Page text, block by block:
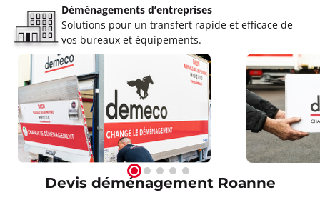
Déménagements d’entreprises
Solutions pour un transfert rapide et efficace de
vos bureaux et équipements.
Devis déménagement Roanne